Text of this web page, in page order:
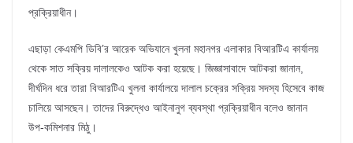
প্রক্রিয়াধীন।
এছাড়া কেএমপি ডিবি’র আরেক অভিযানে খুলনা মহানগর এলাকার বিআরটিএ কার্যালয়
থেকে সাত সক্রিয় দালালকেও আটক করা হয়েছে। জিজ্ঞাসাবাদে আটকরা জানান,
দীর্ঘদিন ধরে তারা বিআরটিএ খুলনা কার্যালয়ে দালাল চক্রের সক্রিয় সদস্য হিসেবে কাজ
চালিয়ে আসছেন। তাদের বিরুদ্ধেও আইনানুগ ব্যবস্থা প্রক্রিয়াধীন বলেও জানান
উপ-কমিশনার মিঠু।